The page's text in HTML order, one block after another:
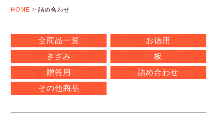
HOME 詰め合わせ
全商品一覧
お徳用
きざみ
板
贈答用
詰め合わせ
その他商品